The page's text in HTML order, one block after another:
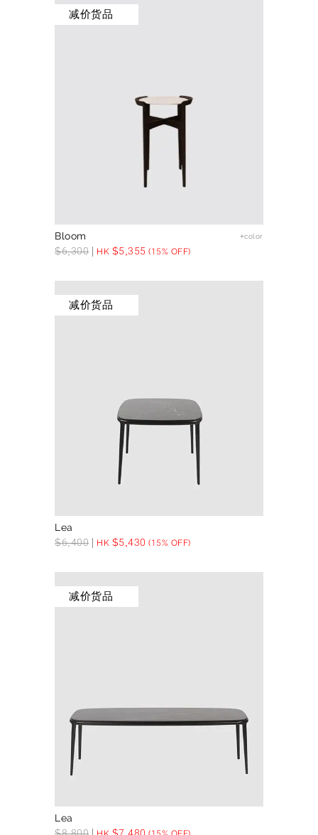
减价货品
Bloom +color
$6,300 HK $5,355 (15% OFF)
减价货品
Lea
$6,400 HK $5,430 (15% OFF)
减价货品
Lea